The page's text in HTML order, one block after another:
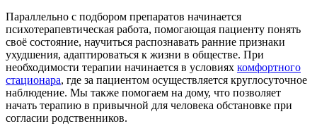
Параллельно с подбором препаратов начинается
психотерапевтическая работа, помогающая пациенту понять
своё состояние, научиться распознавать ранние признаки
ухудшения, адаптироваться к жизни в обществе. При
необходимости терапии начинается в условиях комфортного
стационара, где за пациентом осуществляется круглосуточное
наблюдение. Мы также помогаем на дому, что позволяет
начать терапию в привычной для человека обстановке при
согласии родственников.